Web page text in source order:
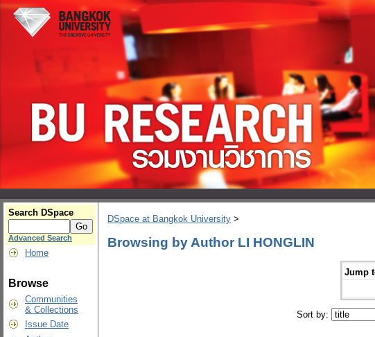
Search DSpace
Advanced Search
Home
Browse
Communities
& Collections
Issue Date
DSpace at Bangkok University >
Browsing by Author LI HONGLIN
Jump
Sort by: